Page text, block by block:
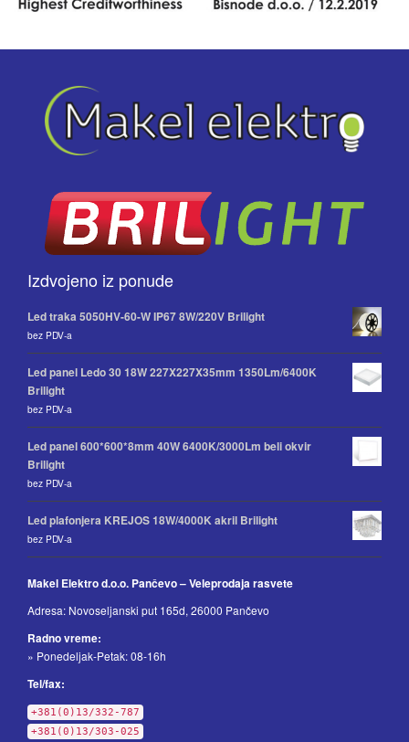
Izdvojeno iz ponude
Led traka 5050HV-60-W IP67 8W/220V Brilight
bez PDV-a
Led panel Ledo 30 18W 227X227X35mm 1350Lm/6400K
Brilight
bez PDV-a
Led panel 600*600*8mm 40W 6400K/3000Lm beli okvir
Brilight
bez PDV-a
Led plafonjera KREJOS 18W/4000K akril Brilight
bez PDV-a
Makel Elektro d.o.o. Pančevo – Veleprodaja rasvete
Adresa: Novoseljanski put 165d, 26000 Pančevo
Radno vreme:
» Ponedeljak-Petak: 08-16h
Tel/fax:
+381(0)13/332-787
+381(0)13/303-025